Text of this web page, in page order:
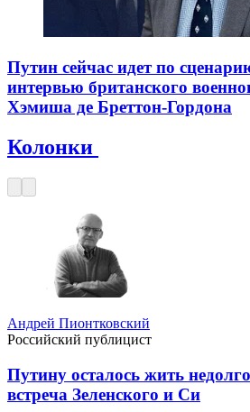
Путин сейчас идет по
интервью британского
Хэмиша де Бреттон-Гордона
Колонки
Андрей Пионтковский
Российский публицист
Путину осталось жить
встреча Зеленского и Си